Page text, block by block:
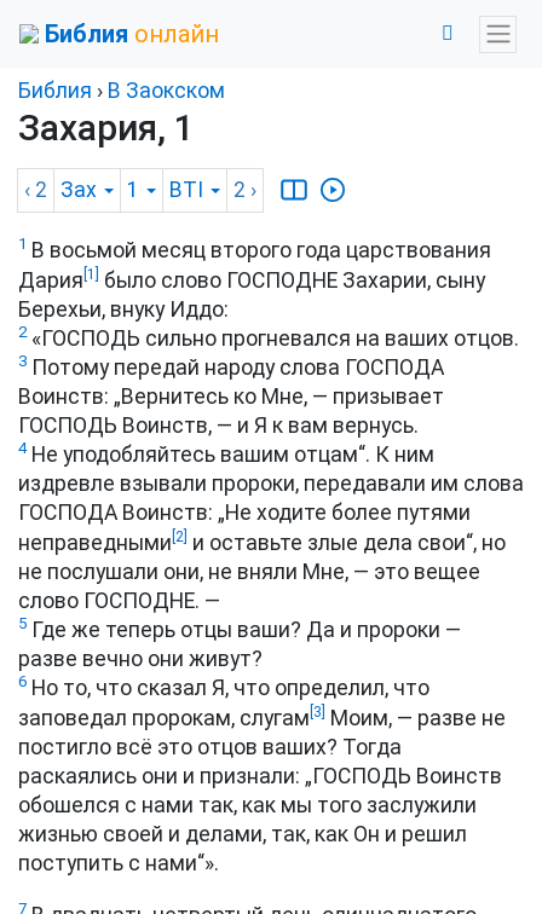
Библия онлайн
Библия › В Заокском
Захария, 1
‹ 2 Зах 1 BTI 2 ›
1 В восьмой месяц второго года царствования
Дария [1]
было слово ГОСПОДНЕ Захарии, сыну
Берехьи, внуку Иддо:
2«ГОСПОДЬ сильно прогневался на ваших отцов.
3 Потому передай народу слова ГОСПОДА
Воинств: „Вернитесь ко Мне, — призывает
ГОСПОДЬ Воинств, — и Я к вам вернусь.
4Не уподобляйтесь вашим отцам“. К ним
издревле взывали пророки, передавали им слова
ГОСПОДА Воинств: „Не ходите более путями
неправедными [2] и оставьте злые дела свои“, но
не послушали они, не вняли Мне, — это вещее
слово ГОСПОДНЕ. —
5 Где же теперь отцы ваши? Да и пророки —
разве вечно они живут?
6 Но то, что сказал Я, что определил, что
заповедал пророкам, слугам [3]
Моим, — разве не
постигло всё это отцов ваших? Тогда
раскаялись они и признали: „ГОСПОДЬ Воинств
обошелся с нами так, как мы того заслужили
жизнью своей и делами, так, как Он и решил
поступить с нами“».
7